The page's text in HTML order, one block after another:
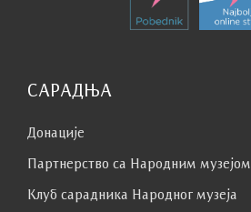
САРАДЊА
Донације
Партнерство са Народним музејoм
Клуб сaрaдникa Народног музеја